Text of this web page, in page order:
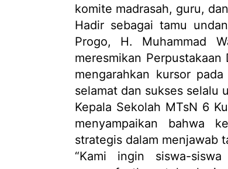
komite madrasah, guru,
Hadir sebagai tamu
Progo, H. Muhammad
meresmikan
mengarahkan kursor
selamat dan sukses selalu
Kepala Sekolah MTsN 6
menyampaikan bahwa
strategis dalam menjawab
“Kami ingin siswa-